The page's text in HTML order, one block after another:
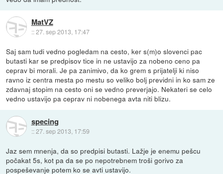
MatVZ
::27. sep 2013, 17:47
Saj sam tudi vedno pogledam na cesto, ker s(m)o slovenci pac
butasti kar se predpisov tice in ne ustavijo za nobeno ceno pa
ceprav bi morali. Je pa zanimivo, da ko grem s prijatelji ki niso
ravno iz centra mesta po mestu so veliko bolj previdni in ko sam ze
zdavnaj stopim na cesto oni se vedno preverjajo. Nekateri se celo
vedno ustavijo pa ceprav ni nobenega avta niti blizu.
specing
::27. sep 2013, 17:59
Jaz sem mnenja, da so predpisi butasti. Lažje je enemu pešcu
počakat 5s, kot pa da se po nepotrebnem troši gorivo za
pospeševanje potem ko se avti ustavijo.